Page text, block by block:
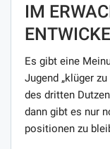
IM
Es gibt eine
Jugend „klüger
des dritten
dann gibt es nur
positionen zu